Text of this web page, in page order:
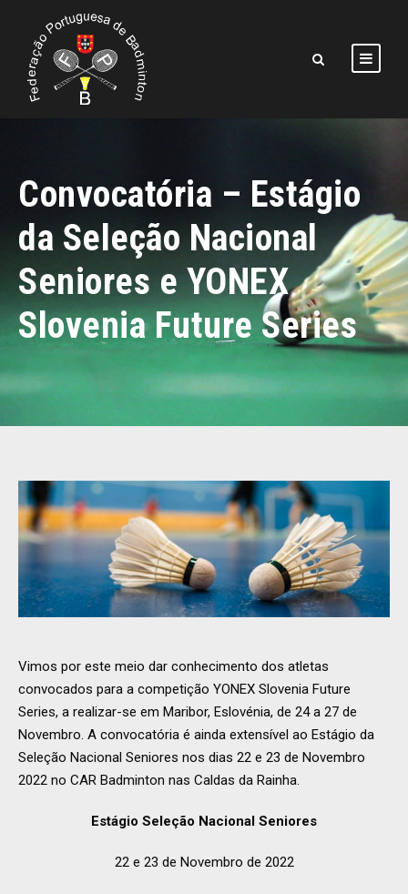
Convocatória – Estágio
da Seleção Nacional
Seniores e YONEX
Slovenia Future Series
Vimos por este meio dar conhecimento dos atletas
convocados para a competição YONEX Slovenia Future
Series, a realizar-se em Maribor, Eslovénia, de 24 a 27 de
Novembro. A convocatória é ainda extensível ao Estágio da
Seleção Nacional Seniores nos dias 22 e 23 de Novembro
2022 no CAR Badminton nas Caldas da Rainha.
Estágio Seleção Nacional Seniores
22 e 23 de Novembro de 2022